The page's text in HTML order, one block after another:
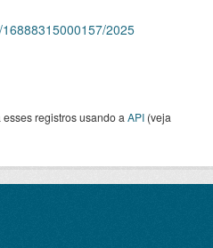
2025
registros usando a API (veja